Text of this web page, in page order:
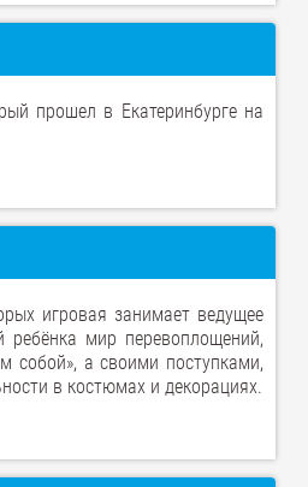
прошел в Екатеринбурге на
игровая занимает ведущее
мир перевоплощений,
собой», а своими поступками,
в костюмах и декорациях.